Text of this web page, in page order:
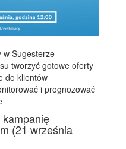
w Sugesterze
tworzyć gotowe oferty
do klientów
i prognozować
(21 września